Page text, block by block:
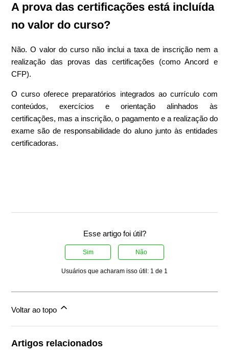
A prova das certificações está incluída
no valor do curso?
Não. O valor do curso não inclui a taxa de inscrição nem a
realização das provas das certificações (como Ancord e
CFP).
O curso oferece preparatórios integrados ao currículo com
conteúdos, exercícios e orientação alinhados às
certificações, mas a inscrição, o pagamento e a realização do
exame são de responsabilidade do aluno junto às entidades
certificadoras.
Esse artigo foi útil?
Sim Não
Usuários que acharam isso útil: 1 de 1
Voltar ao topo
Artigos relacionados